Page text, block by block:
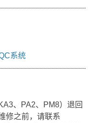
系统
、PA2、PM8）退回
修之前，请联系